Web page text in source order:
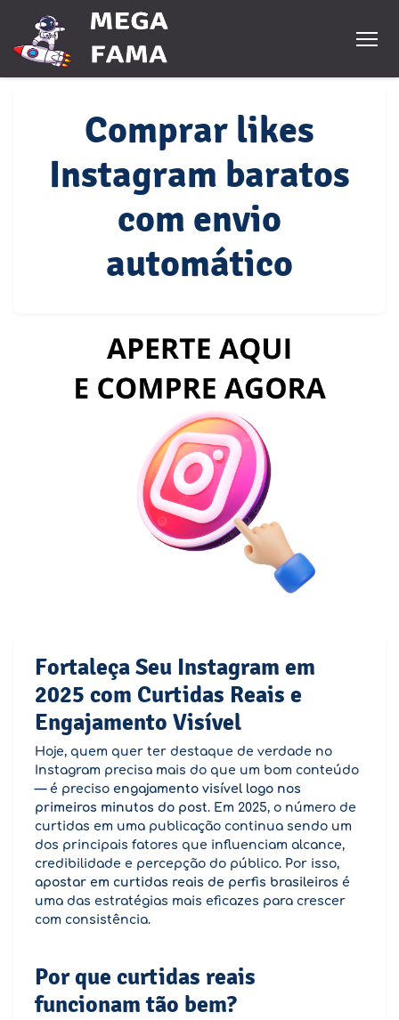
Comprar likes
Instagram baratos
com envio
automático
Fortaleça Seu Instagram em
2025 com Curtidas Reais e
Engajamento Visível
Hoje, quem quer ter destaque de verdade no
Instagram precisa mais do que um bom conteúdo
— é preciso engajamento visível logo nos
primeiros minutos do post. Em 2025, o número de
curtidas em uma publicação continua sendo um
dos principais fatores que influenciam alcance,
credibilidade e percepção do público. Por isso,
apostar em curtidas reais de perfis brasileiros é
uma das estratégias mais eficazes para crescer
com consistência.
Por que curtidas reais
funcionam tão bem?